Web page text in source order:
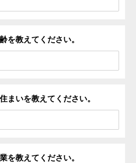
を教えてください。
まいを教えてください。
を教えてください。